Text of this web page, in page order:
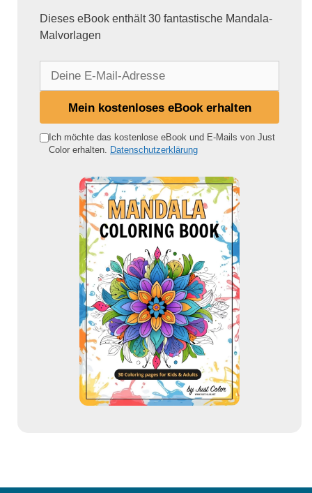
Dieses eBook enthält 30 fantastische Mandala-
Malvorlagen
e
Mein kostenloses eBook erhalten
Ich möchte das kostenlose eBook und E-Mails von Just
Color erhalten.
Datenschutzerklärung